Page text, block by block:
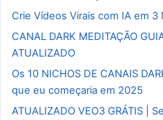
Crie Vídeos Virais com IA em
CANAL DARK MEDITAÇÃO
ATUALIZADO
Os 10 NICHOS DE CANAIS
que eu começaria em 2025
ATUALIZADO VEO3 GRÁTIS |